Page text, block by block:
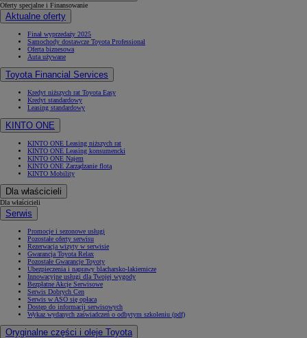
Oferty specjalne i Finansowanie
Aktualne oferty
Finał wyprzedaży 2025
Samochody dostawcze Toyota Professional
Oferta biznesowa
Auta używane
Toyota Financial Services
Kredyt niższych rat Toyota Easy
Kredyt standardowy
Leasing standardowy
KINTO ONE
KINTO ONE Leasing niższych rat
KINTO ONE Leasing konsumencki
KINTO ONE Najem
KINTO ONE Zarządzanie flotą
KINTO Mobility
Dla właścicieli
Dla właścicieli
Serwis
Promocje i sezonowe usługi
Pozostałe oferty serwisu
Rezerwacja wizyty w serwisie
Gwarancja Toyota Relax
Pozostałe Gwarancje Toyoty
Ubezpieczenia i naprawy blacharsko-lakiernicze
Innowacyjne usługi dla Twojej wygody
Bezpłatne Akcje Serwisowe
Serwis Dobrych Cen
Serwis w ASO się opłaca
Dostęp do informacji serwisowych
Wykaz wydanych zaświadczeń o odbytym szkoleniu (pdf)
Oryginalne części i oleje Toyota